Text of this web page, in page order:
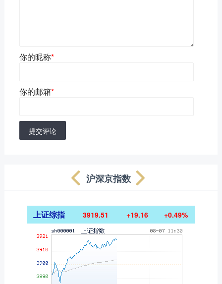
你的昵称*
你的邮箱*
提交评论
沪深京指数
上证综指 3919.51 +19.16 +0.49%